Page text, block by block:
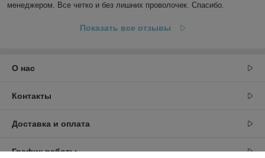
менеджером. Все четко и без лишних проволочек. Спасибо.
Показать все отзывы
О нас
Контакты
Доставка и оплата
График работы